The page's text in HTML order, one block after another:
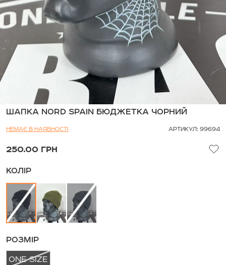
ШАПКА NORD SPAIN БЮДЖЕТКА ЧОРНИЙ
НЕМАЄ В НАЯВНОСТІ АРТИКУЛ: 99694
250.00 ГРН
КОЛІР
РОЗМІР
ONE SIZE